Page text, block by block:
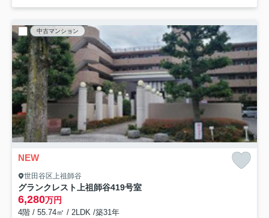
中古マンション
NEW
世田谷区上祖師谷
グランクレスト上祖師谷419号室
6,280万円
4階 / 55.74㎡ / 2LDK /築31年